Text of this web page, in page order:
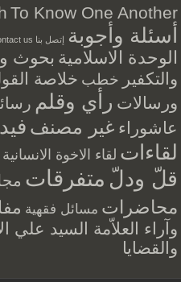
To Know One Another
أسئلة وأجوبة إتصل بنا Contact us
الوحدة الاسلامية بحوث
والتكفير خطب خلاصة
ورسالات رأي وقلم
عاشوراء غير مصنف
لقاءات لقاء الاخوة
قلّ ودلّ متفرقات
محاضرات مسائل فقهية
وآراء العلاّمة السيد علي
والقضايا